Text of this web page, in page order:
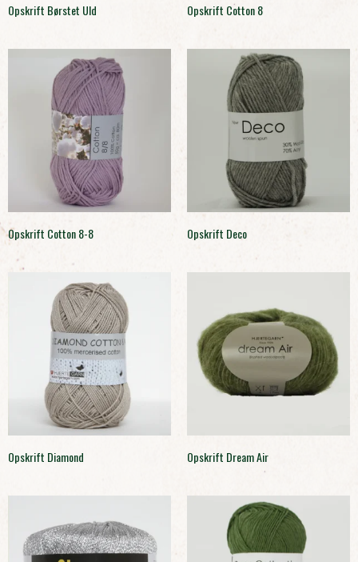
Opskrift Børstet Uld Opskrift Cotton 8
Opskrift Cotton 8-8 Opskrift Deco
Opskrift Diamond Opskrift Dream Air